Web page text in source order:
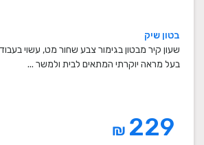
בטון שיק
שעון קיר מבטון בגימור צבע שחור מט, עשוי
בעל מראה יוקרתי המתאים לבית ולמשר ...
₪